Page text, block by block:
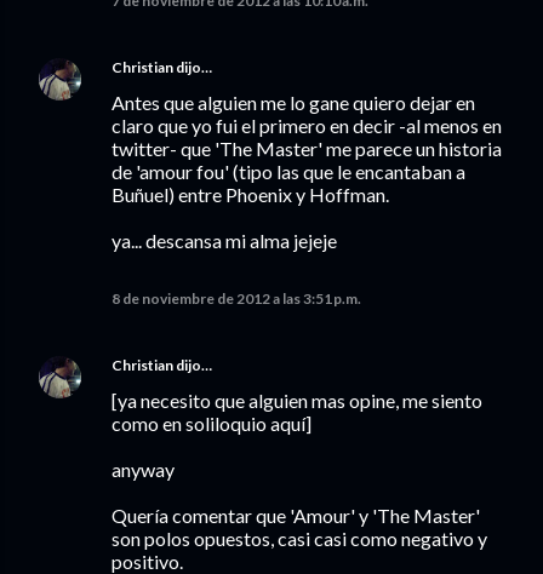
Christian dijo…
Antes que alguien me lo gane quiero dejar en
claro que yo fui el primero en decir -al menos en
twitter- que 'The Master' me parece un historia
de 'amour fou' (tipo las que le encantaban a
Buñuel) entre Phoenix y Hoffman.
ya... descansa mi alma jejeje
8 de noviembre de 2012 a las 3:51 p.m.
Christian dijo…
[ya necesito que alguien mas opine, me siento
como en soliloquio aquí]
anyway
Quería comentar que 'Amour' y 'The Master'
son polos opuestos, casi casi como negativo y
positivo.